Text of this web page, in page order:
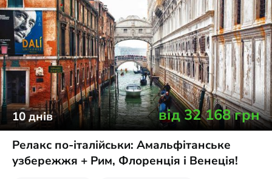
10днів від 32 168грн
Релакс по-італійськи: Амальфітанське
узбережжя + Рим, Флоренція і Венеція!